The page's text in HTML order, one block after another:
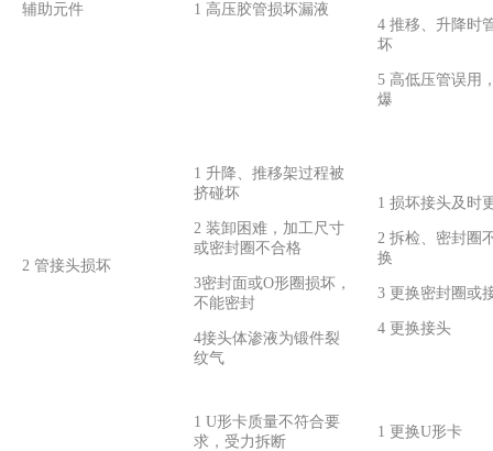
辅助元件 1 高压胶管损坏漏液
4 推移、升降时
坏
5 高低压管误用
爆
2 管接头损坏
1 升降、推移架过程被
挤碰坏
2 装卸困难，加工尺寸
或密封圈不合格
3密封面或O形圈损坏，
不能密封
4接头体渗液为锻件裂
纹气
1 损坏接头及时
2 拆检、密封圈
换
3 更换密封圈或
4 更换接头
1 U形卡质量不符合要
求，受力拆断
1 更换U形卡